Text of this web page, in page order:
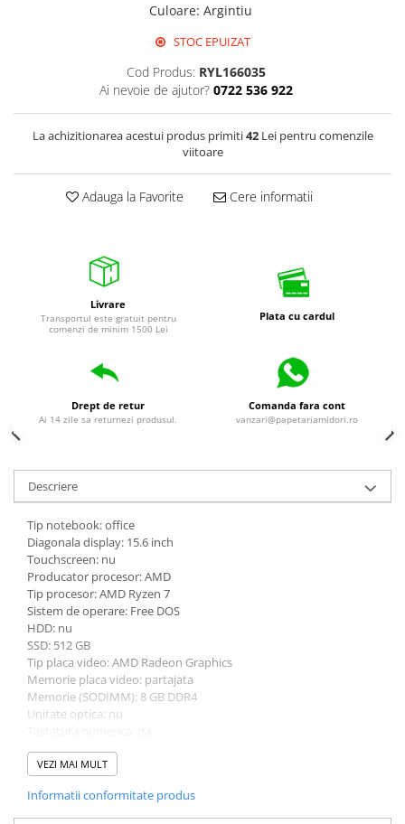
Markere permanente
Markere pe baza de vopsea
Markere pentru whiteboard si
flipchart
universale
Markere speciale
Markere universale
Rezerve cerneala si mine pix
Accesorii si cutii din carton
Benzi adezive si accesorii
Folie de paletizat
Articole pentru birou
Organizare si arhivare
Arhivare
Bibliorafturi
Caiete mecanice
Clipboarduri
Dosare din carton
Dosare din plastic
Dosare suspendate
Ecusoane si accesorii
Intercalatoare
Prezentare si afisare
Accesorii pentru birou
Culoare: Argintiu
STOC EPUIZAT
Cod Produs: RYL166035
Ai nevoie de ajutor? 0722 536 922
La achizitionarea acestui produs primiti42Lei pentru comenzile
viitoare
Adauga la Favorite Cere informatii
Livrare
Transportul este gratuit pentru
comenzi de minim 1500 Lei
Plata cu cardul
Drept de retur
Ai 14 zile sa returnezi produsul.
Comanda fara cont
vanzari@papetariamidori.ro
Descriere
Tip notebook: office
Diagonala display: 15.6 inch
Touchscreen: nu
Producator procesor: AMD
Tip procesor: AMD Ryzen 7
Sistem de operare: Free DOS
HDD: nu
SSD: 512 GB
Tip placa video: AMD Radeon Graphics
Memorie placa video: partajata
Memorie (SODIMM): 8 GB DDR4
Unitate optica: nu
Greutate: 1.5 - 1.99 Kg
Culoare: argintiu
Model placa video: AMD Radeon Graphics
VEZI MAI MULT
Informatii conformitate produs